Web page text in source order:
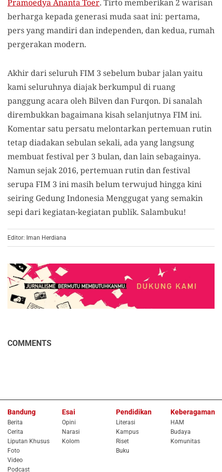
Pramoedya Ananta Toer. Tirto memberikan 2 warisan
berharga kepada generasi muda saat ini: pertama,
pers yang mandiri dan independen, dan kedua, rumah
pergerakan modern.
Akhir dari seluruh FIM 3 sebelum bubar jalan yaitu
kami seluruhnya diajak berkumpul di ruang
panggung acara oleh Bilven dan Furqon. Di sanalah
dirembukkan bagaimana kisah selanjutnya FIM ini.
Komentar satu persatu melontarkan pertemuan rutin
tetap diadakan sebulan sekali, ada yang langsung
membuat festival per 3 bulan, dan lain sebagainya.
Namun sejak 2016, pertemuan rutin dan festival
serupa FIM 3 ini masih belum terwujud hingga kini
seiring Gedung Indonesia Menggugat yang semakin
sepi dari kegiatan-kegiatan publik. Salambuku!
Editor: Iman Herdiana
COMMENTS
Bandung
Berita
Cerita
Liputan Khusus
Foto
Video
Podcast
Esai
Opini
Narasi
Kolom
Pendidikan
Literasi
Kampus
Riset
Buku
Keberagaman
HAM
Budaya
Komunitas